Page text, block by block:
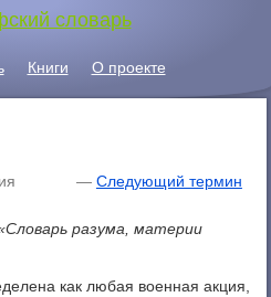
словарь
Книги О проекте
— Следующий термин
разума, материи
как любая военная акция,